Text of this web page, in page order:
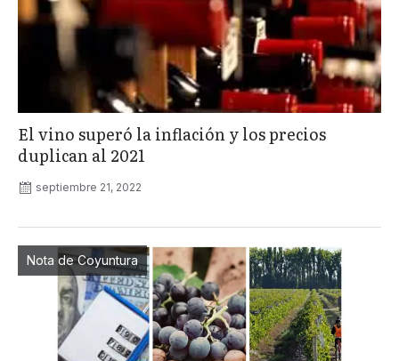
El vino superó la inflación y los precios
duplican al 2021
septiembre 21, 2022
Nota de Coyuntura